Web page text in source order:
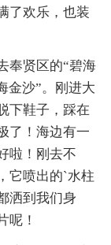
了欢乐，也装
奉贤区的“碧海
金沙”。刚进大
下鞋子，踩在
了！海边有一
啦！刚去不
它喷出的`水柱
洒到我们身
呢！